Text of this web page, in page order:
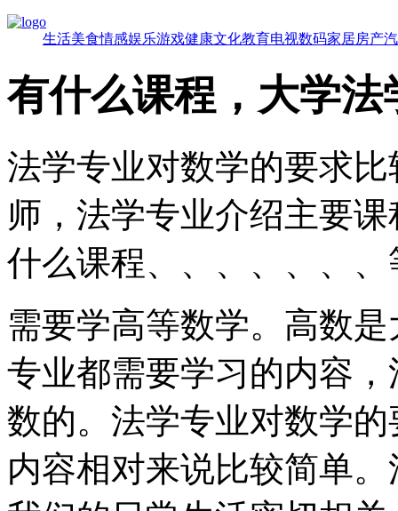
生活美食情感娱乐游戏健康文化教育电视数码家居房产
有什么课程，大学法
法学专业对数学的要求
师，法学专业介绍主要
什么课程、、、、、、、
需要学高等数学。高数
专业都需要学习的内容
数的。法学专业对数学
内容相对来说比较简单